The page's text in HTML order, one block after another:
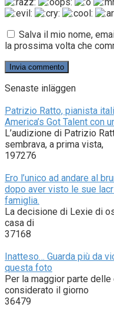
Salva il mio nome,
la prossima volta che
Senaste inläggen
Patrizio Ratto, pianista
America’s Got Talent con
L’audizione di Patrizio
sembrava, a prima vista,
197276
Ero l’unico ad andare al
dopo aver visto le sue
famiglia.
La decisione di Lexie di
casa di
37168
Inatteso… Guarda più da
questa foto
Per la maggior parte
considerato il giorno
36479